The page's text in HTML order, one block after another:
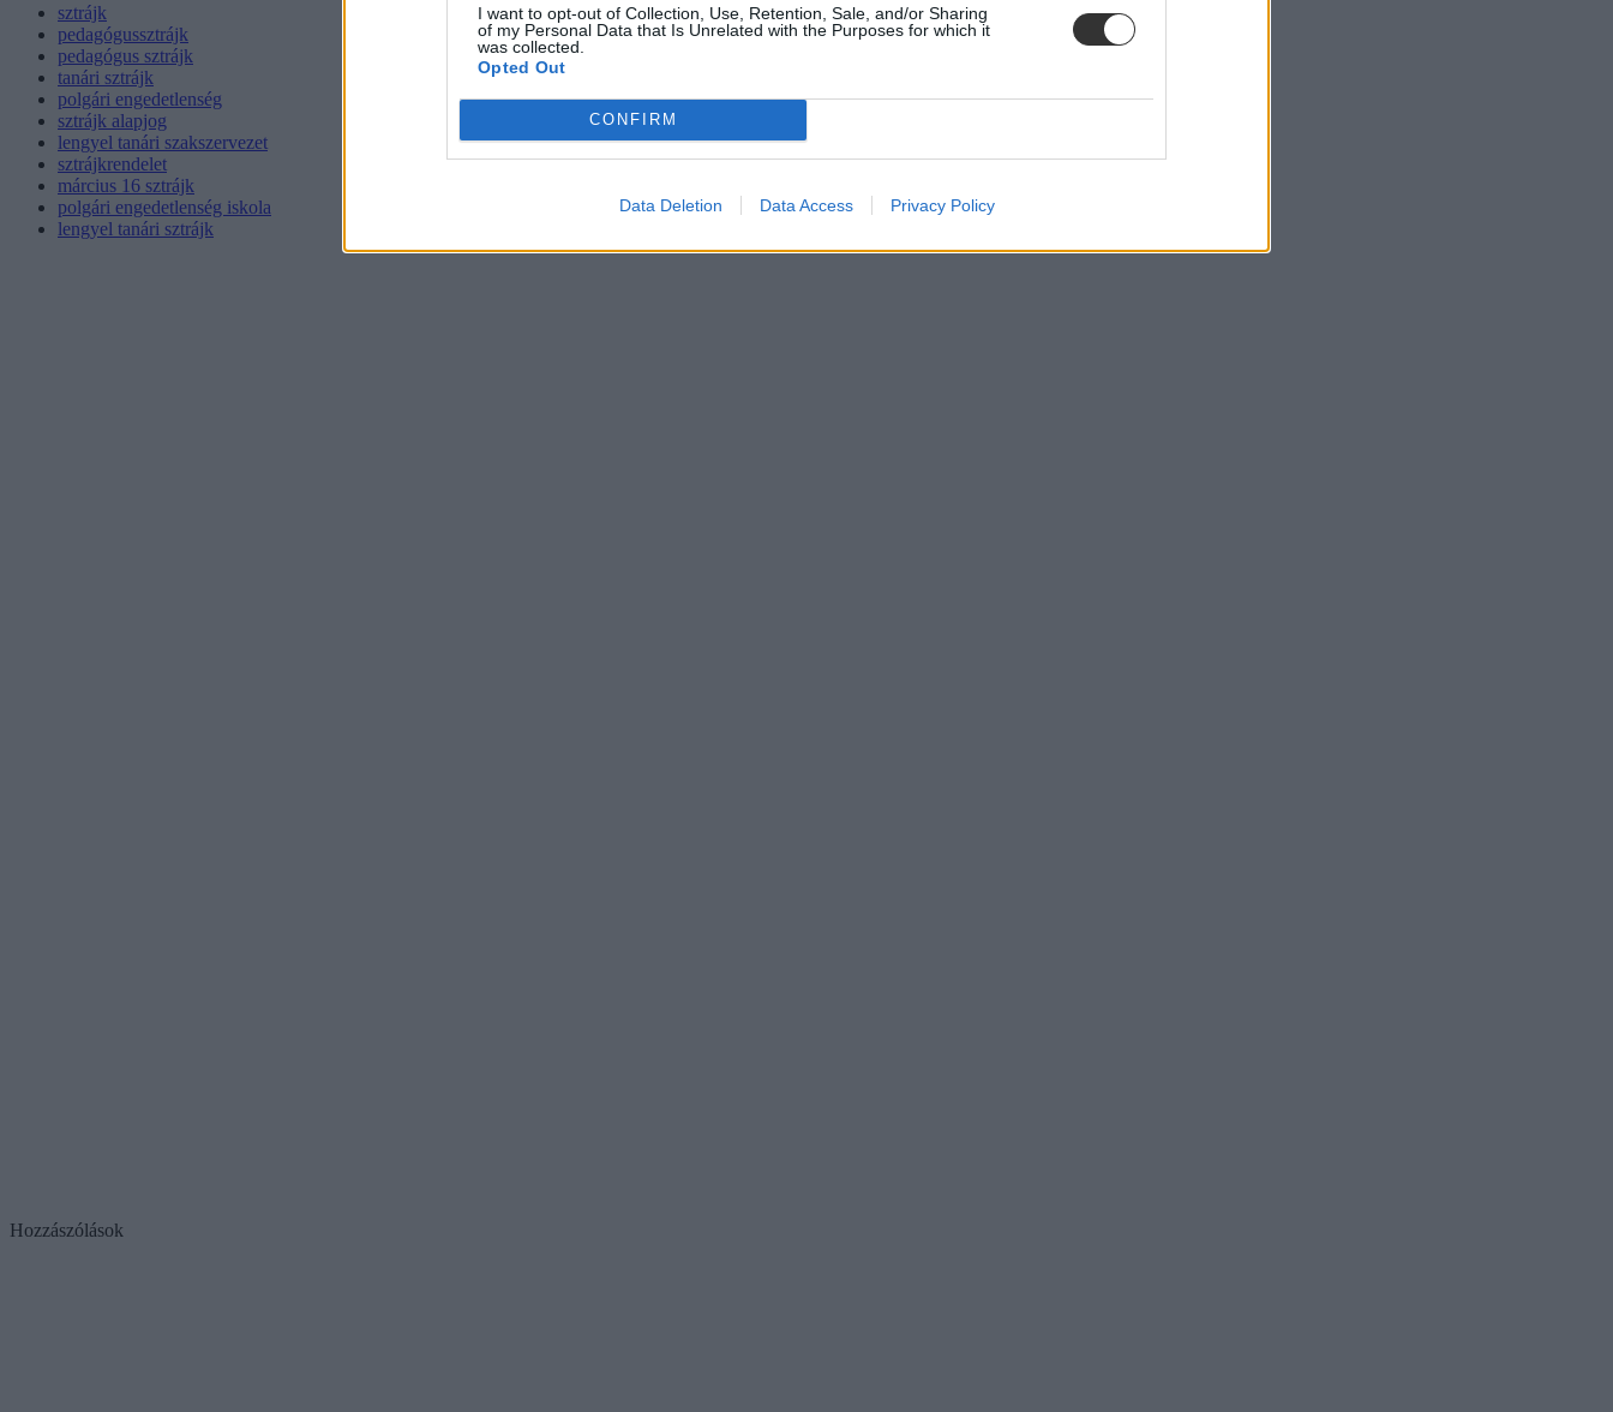
I want to opt-out of Collection, Use, Retention, Sale, and/or Sharing
of my Personal Data that Is Unrelated with the Purposes for which it
was collected.
Opted Out
CONFIRM
Data Deletion Data Access Privacy Policy
sztrájk
pedagógussztrájk
pedagógus sztrájk
tanári sztrájk
polgári engedetlenség
sztrájk alapjog
lengyel tanári szakszervezet
sztrájkrendelet
március 16 sztrájk
polgári engedetlenség iskola
lengyel tanári sztrájk
Hozzászólások